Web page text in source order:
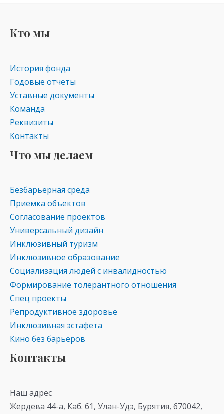
Кто мы
История фонда
Годовые отчеты
Уставные документы
Команда
Реквизиты
Контакты
Что мы делаем
Безбарьерная среда
Приемка объектов
Согласование проектов
Универсальный дизайн
Инклюзивный туризм
Инклюзивное образование
Социализация людей с инвалидностью
Формирование толерантного отношения
Спец проекты
Репродуктивное здоровье
Инклюзивная эстафета
Кино без барьеров
Контакты
Наш адрес
Жердева 44-а, Каб. 61, Улан-Удэ, Бурятия, 670042,